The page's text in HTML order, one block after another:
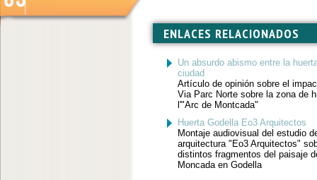
ENLACES RELACIONADOS
Un absurdo abismo entre la
ciudad
Artículo de opinión sobre el
Via Parc Norte sobre la zona de
l'"Arc de Montcada"
Huerta Godella Eo3 Arquitectos
Montaje audiovisual del estudio
arquitectura "Eo3 Arquitectos"
distintos fragmentos del paisaje
Moncada en Godella